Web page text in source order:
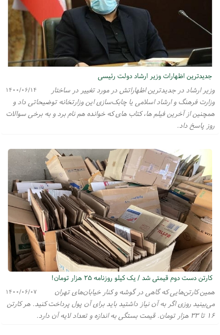
جدیدترین اظهارات وزیر ارشاد دولت رئیسی
۱۴۰۰/۰۶/۱۴
وزیر ارشاد در جدیدترین اظهاراتش در مورد تغییر در ساختار
وزارت فرهنگ و ارشاد اسلامی یا چابک‌سازی این وزارتخانه توضیحاتی داد و
همچنین از آخرین فیلم ها، کتاب های که خوانده هم نام برد و به برخی سوالات
روز پاسخ داد.
کارتن دست دوم قیمتی شد / یک کیلو روزنامه ۲۵ هزار تومان!
۱۴۰۰/۰۶/۰۷
همین کارتن‌هایی که گاهی در گوشه و کنار خیابان‌های تهران
می‌بینید روزی اگر به آن نیاز داشتید باید برای آن پول پرداخت کنید. هر کارتن
۱۶ تا ۳۳ هزار تومان. قیمت بستگی به اندازه و تعداد لایه آن دارد.